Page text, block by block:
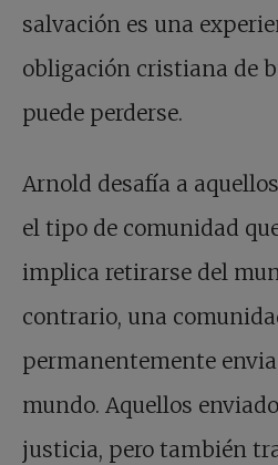
salvación es una
obligación cristiana de
puede perderse.
Arnold desafía a
el tipo de comunidad
implica retirarse del
contrario, una
permanentemente
mundo. Aquellos
justicia, pero también